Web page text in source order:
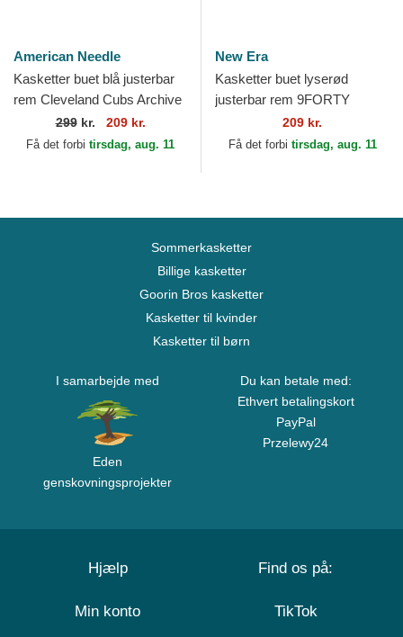
American Needle
Kasketter buet blå justerbar
rem Cleveland Cubs Archive
Legend fra Cleveland Cubs
MLB af American...
299kr. 209 kr.
Få det forbi tirsdag, aug. 11
New Era
Kasketter buet lyserød
justerbar rem 9FORTY
Metallic fra New York
Yankees MLB af New Era
209 kr.
Få det forbi tirsdag, aug. 11
Sommerkasketter
Billige kasketter
Goorin Bros kasketter
Kasketter til kvinder
Kasketter til børn
I samarbejde med
Eden
genskovningsprojekter
Du kan betale med:
Ethvert betalingskort
PayPal
Przelewy24
Hjælp
Min konto
Find os på:
TikTok